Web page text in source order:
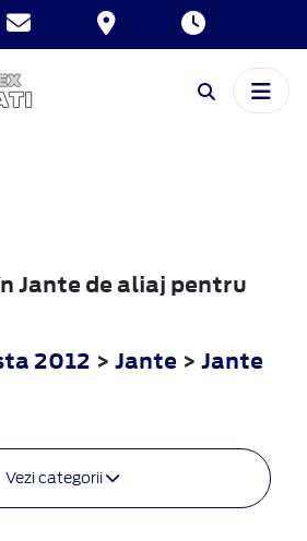
Jante de aliaj pentru
2012 > Jante > Jante
Vezi categorii